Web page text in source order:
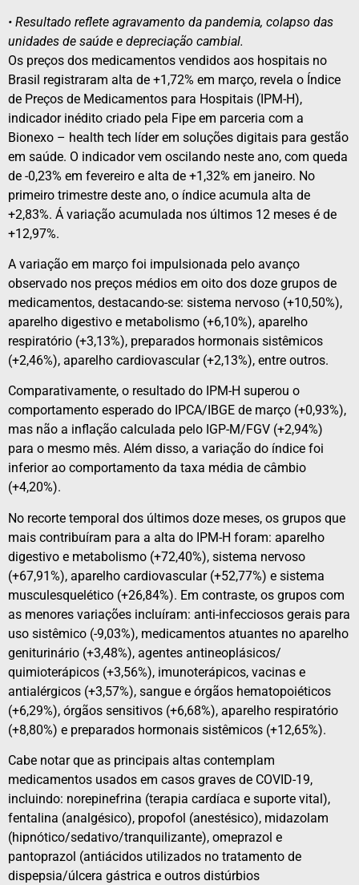
• Resultado reflete agravamento da pandemia, colapso das
unidades de saúde e depreciação cambial.
Os preços dos medicamentos vendidos aos hospitais no
Brasil registraram alta de +1,72% em março, revela o Índice
de Preços de Medicamentos para Hospitais (IPM-H),
indicador inédito criado pela Fipe em parceria com a
Bionexo – health tech líder em soluções digitais para gestão
em saúde. O indicador vem oscilando neste ano, com queda
de -0,23% em fevereiro e alta de +1,32% em janeiro. No
primeiro trimestre deste ano, o índice acumula alta de
+2,83%. Á variação acumulada nos últimos 12 meses é de
+12,97%.
A variação em março foi impulsionada pelo avanço
observado nos preços médios em oito dos doze grupos de
medicamentos, destacando-se: sistema nervoso (+10,50%),
aparelho digestivo e metabolismo (+6,10%), aparelho
respiratório (+3,13%), preparados hormonais sistêmicos
(+2,46%), aparelho cardiovascular (+2,13%), entre outros.
Comparativamente, o resultado do IPM-H superou o
comportamento esperado do IPCA/IBGE de março (+0,93%),
mas não a inflação calculada pelo IGP-M/FGV (+2,94%)
para o mesmo mês. Além disso, a variação do índice foi
inferior ao comportamento da taxa média de câmbio
(+4,20%).
No recorte temporal dos últimos doze meses, os grupos que
mais contribuíram para a alta do IPM-H foram: aparelho
digestivo e metabolismo (+72,40%), sistema nervoso
(+67,91%), aparelho cardiovascular (+52,77%) e sistema
musculesquelético (+26,84%). Em contraste, os grupos com
as menores variações incluíram: anti-infecciosos gerais para
uso sistêmico (-9,03%), medicamentos atuantes no aparelho
geniturinário (+3,48%), agentes antineoplásicos/
quimioterápicos (+3,56%), imunoterápicos, vacinas e
antialérgicos (+3,57%), sangue e órgãos hematopoiéticos
(+6,29%), órgãos sensitivos (+6,68%), aparelho respiratório
(+8,80%) e preparados hormonais sistêmicos (+12,65%).
Cabe notar que as principais altas contemplam
medicamentos usados em casos graves de COVID-19,
incluindo: norepinefrina (terapia cardíaca e suporte vital),
fentalina (analgésico), propofol (anestésico), midazolam
(hipnótico/sedativo/tranquilizante), omeprazol e
pantoprazol (antiácidos utilizados no tratamento de
dispepsia/úlcera gástrica e outros distúrbios